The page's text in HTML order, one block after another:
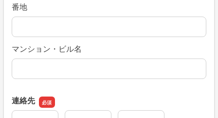
番地
マンション・ビル名
連絡先